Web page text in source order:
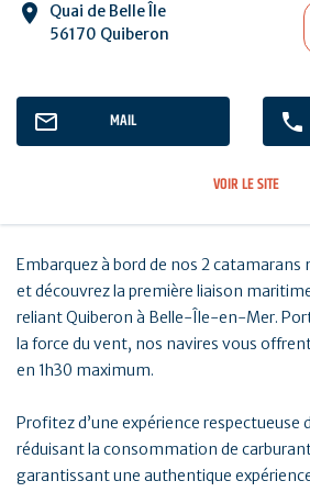
Quai de Belle Île
56170 Quiberon
MAIL
VOIR LE SITE
Embarquez à bord de nos 2 catamarans
et découvrez la première liaison
reliant Quiberon à Belle-Île-en-Mer.
la force du vent, nos navires vous
en 1h30 maximum.
Profitez d’une expérience respectueuse
réduisant la consommation de
garantissant une authentique